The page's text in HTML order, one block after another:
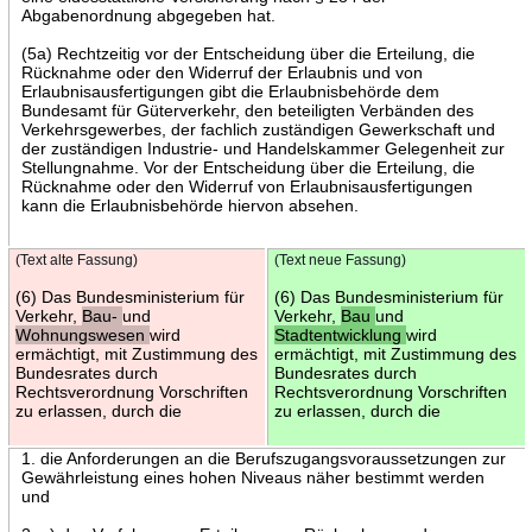
Abgabenordnung abgegeben hat.
(5a) Rechtzeitig vor der Entscheidung über die Erteilung, die
Rücknahme oder den Widerruf der Erlaubnis und von
Erlaubnisausfertigungen gibt die Erlaubnisbehörde dem
Bundesamt für Güterverkehr, den beteiligten Verbänden des
Verkehrsgewerbes, der fachlich zuständigen Gewerkschaft und
der zuständigen Industrie- und Handelskammer Gelegenheit zur
Stellungnahme. Vor der Entscheidung über die Erteilung, die
Rücknahme oder den Widerruf von Erlaubnisausfertigungen
kann die Erlaubnisbehörde hiervon absehen.
(Text alte Fassung)
(6) Das Bundesministerium für
Verkehr, Bau- und
Wohnungswesen wird
ermächtigt, mit Zustimmung des
Bundesrates durch
Rechtsverordnung Vorschriften
zu erlassen, durch die
(Text neue Fassung)
(6) Das Bundesministerium für
Verkehr, Bau und
Stadtentwicklung wird
ermächtigt, mit Zustimmung des
Bundesrates durch
Rechtsverordnung Vorschriften
zu erlassen, durch die
1. die Anforderungen an die Berufszugangsvoraussetzungen zur
Gewährleistung eines hohen Niveaus näher bestimmt werden
und